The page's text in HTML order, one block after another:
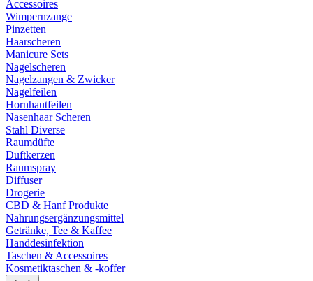
Accessoires
Wimpernzange
Pinzetten
Haarscheren
Manicure Sets
Nagelscheren
Nagelzangen & Zwicker
Nagelfeilen
Hornhautfeilen
Nasenhaar Scheren
Stahl Diverse
Raumdüfte
Duftkerzen
Raumspray
Diffuser
Drogerie
CBD & Hanf Produkte
Nahrungsergänzungsmittel
Getränke, Tee & Kaffee
Handdesinfektion
Taschen & Accessoires
Kosmetiktaschen & -koffer